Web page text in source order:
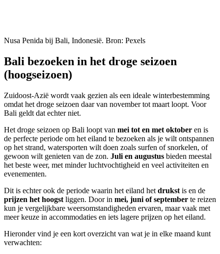
Nusa Penida bij Bali, Indonesië. Bron: Pexels
Bali bezoeken in het droge seizoen
(hoogseizoen)
Zuidoost-Azië wordt vaak gezien als een ideale winterbestemming
omdat het droge seizoen daar van november tot maart loopt. Voor
Bali geldt dat echter niet.
Het droge seizoen op Bali loopt van mei tot en met oktober en is
de perfecte periode om het eiland te bezoeken als je wilt ontspannen
op het strand, watersporten wilt doen zoals surfen of snorkelen, of
gewoon wilt genieten van de zon. Juli en augustus bieden meestal
het beste weer, met minder luchtvochtigheid en veel activiteiten en
evenementen.
Dit is echter ook de periode waarin het eiland het drukst is en de
prijzen het hoogst liggen. Door in mei, juni of september te reizen
kun je vergelijkbare weersomstandigheden ervaren, maar vaak met
meer keuze in accommodaties en iets lagere prijzen op het eiland.
Hieronder vind je een kort overzicht van wat je in elke maand kunt
verwachten: